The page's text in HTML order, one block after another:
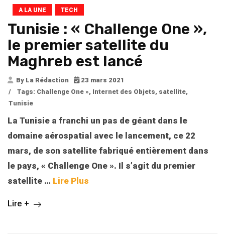
A LA UNE TECH
Tunisie : « Challenge One »,
le premier satellite du
Maghreb est lancé
By La Rédaction
23 mars 2021
/
Tags: Challenge One », Internet des Objets, satellite,
Tunisie
La Tunisie a franchi un pas de géant dans le
domaine aérospatial avec le lancement, ce 22
mars, de son satellite fabriqué entièrement dans
le pays, « Challenge One ». Il s’agit du premier
satellite … Lire Plus
Lire +